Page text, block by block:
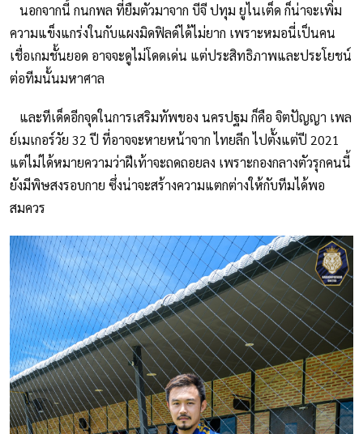
นอกจากนี้ กนกพล ที่ยืมตัวมาจาก บีจี ปทุม ยูไนเต็ด ก็น่าจะเพิ่ม
ความแข็งแกร่งในกับแผงมิดฟิลด์ได้ไม่ยาก เพราะหมอนี่เป็นคน
เชื่อเกมชั้นยอด อาจจะดูไม่โดดเด่น แต่ประสิทธิภาพและประโยชน์
ต่อทีมนั้นมหาศาล
และทีเด็ดอีกจุดในการเสริมทัพของ นครปฐม ก็คือ จิตปัญญา เพล
ย์เมเกอร์วัย 32 ปี ที่อาจจะหายหน้าจาก ไทยลีก ไปตั้งแต่ปี 2021
แต่ไม่ได้หมายความว่าฝีเท้าจะถดถอยลง เพราะกองกลางตัวรุกคนนี้
ยังมีพิษสงรอบกาย ซึ่งน่าจะสร้างความแตกต่างให้กับทีมได้พอ
สมควร